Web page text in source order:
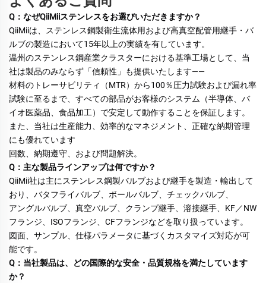
Q：なぜQiiMiiステンレスをお選びいただきますか？
QiiMiiは、ステンレス鋼製衛生流体用および高真空配管用継手・バ
ルブの製造において15年以上の実績を有しています。
温州のステンレス鋼産業クラスターにおける基準工場として、当
社は製品のみならず「信頼性」も提供いたします——
材料のトレーサビリティ（MTR）から100％圧力試験および漏れ率
試験に至るまで、すべての部品がお客様のシステム（半導体、バ
イオ医薬品、食品加工）で安定して動作することを保証します。
また、当社は生産能力、効率的なマネジメント、正確な納期管理
にも優れています
回数、納期遵守、および問題解決。
Q：主な製品ラインアップは何ですか？
QiiMii社は主にステンレス鋼製バルブおよび継手を製造・輸出して
おり、バタフライバルブ、ボールバルブ、チェックバルブ、
アングルバルブ、真空バルブ、クランプ継手、溶接継手、KF／NW
フランジ、ISOフランジ、CFフランジなどを取り扱っています。
図面、サンプル、仕様パラメータに基づくカスタマイズ対応が可
能です。
Q：当社製品は、どの国際的な安全・品質規格を満たしています
か？